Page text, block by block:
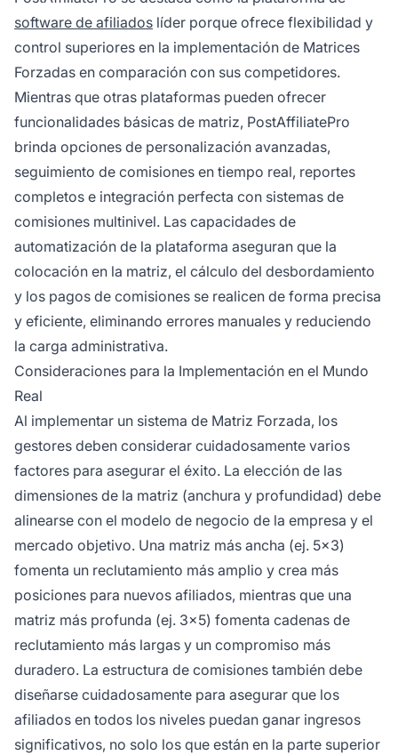
software de afiliados líder porque ofrece flexibilidad y
control superiores en la implementación de Matrices
Forzadas en comparación con sus competidores.
Mientras que otras plataformas pueden ofrecer
funcionalidades básicas de matriz, PostAffiliatePro
brinda opciones de personalización avanzadas,
seguimiento de comisiones en tiempo real, reportes
completos e integración perfecta con sistemas de
comisiones multinivel. Las capacidades de
automatización de la plataforma aseguran que la
colocación en la matriz, el cálculo del desbordamiento
y los pagos de comisiones se realicen de forma precisa
y eficiente, eliminando errores manuales y reduciendo
la carga administrativa.
Consideraciones para la Implementación en el Mundo
Real
Al implementar un sistema de Matriz Forzada, los
gestores deben considerar cuidadosamente varios
factores para asegurar el éxito. La elección de las
dimensiones de la matriz (anchura y profundidad) debe
alinearse con el modelo de negocio de la empresa y el
mercado objetivo. Una matriz más ancha (ej. 5x3)
fomenta un reclutamiento más amplio y crea más
posiciones para nuevos afiliados, mientras que una
matriz más profunda (ej. 3x5) fomenta cadenas de
reclutamiento más largas y un compromiso más
duradero. La estructura de comisiones también debe
diseñarse cuidadosamente para asegurar que los
afiliados en todos los niveles puedan ganar ingresos
significativos, no solo los que están en la parte superior